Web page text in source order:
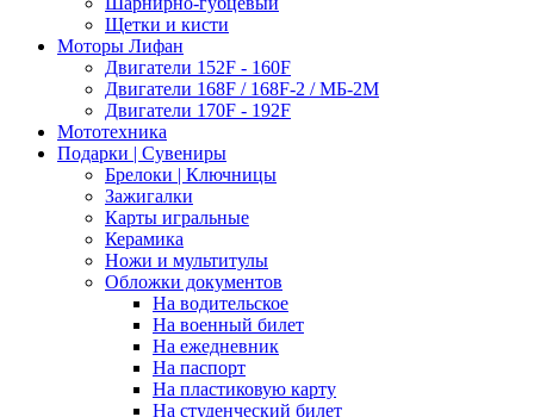
Щетки и кисти
Моторы Лифан
Двигатели 152F - 160F
Двигатели 168F / 168F-2 / МБ-2М
Двигатели 170F - 192F
Мототехника
Подарки | Сувениры
Брелоки | Ключницы
Зажигалки
Карты игральные
Керамика
Ножи и мультитулы
Обложки документов
На водительское
На военный билет
На ежедневник
На паспорт
На пластиковую карту
На студенческий билет